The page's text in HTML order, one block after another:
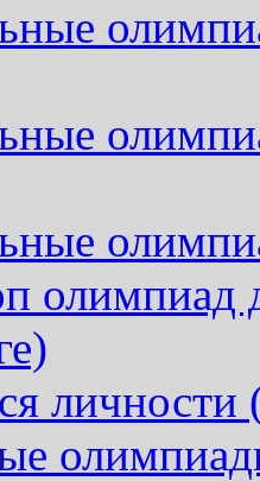
олимпиад
личности